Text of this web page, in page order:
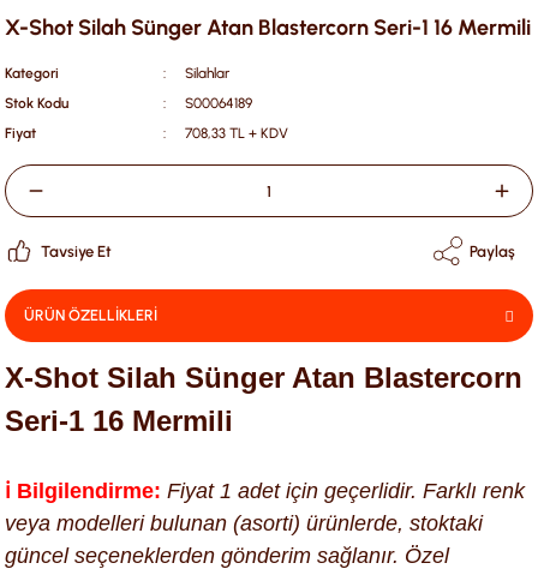
X-Shot Silah Sünger Atan Blastercorn Seri-1 16 Mermili
Kategori
Silahlar
Stok Kodu
S00064189
Fiyat
708,33 TL + KDV
Tavsiye Et Paylaş
ÜRÜN ÖZELLİKLERİ
X-Shot Silah Sünger Atan Blastercorn
Seri-1 16 Mermili
ℹ️ Bilgilendirme: Fiyat 1 adet için geçerlidir. Farklı renk
veya modelleri bulunan (asorti) ürünlerde, stoktaki
güncel seçeneklerden gönderim sağlanır. Özel